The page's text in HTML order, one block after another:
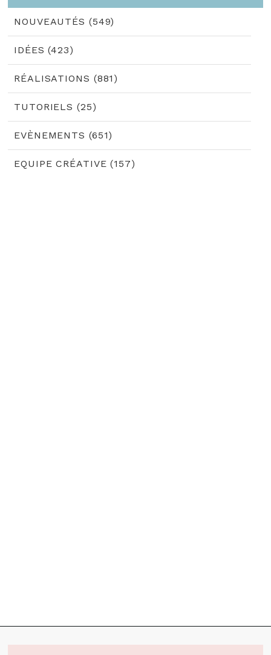
NOUVEAUTÉS (549)
IDÉES (423)
RÉALISATIONS (881)
TUTORIELS (25)
EVÈNEMENTS (651)
EQUIPE CRÉATIVE (157)